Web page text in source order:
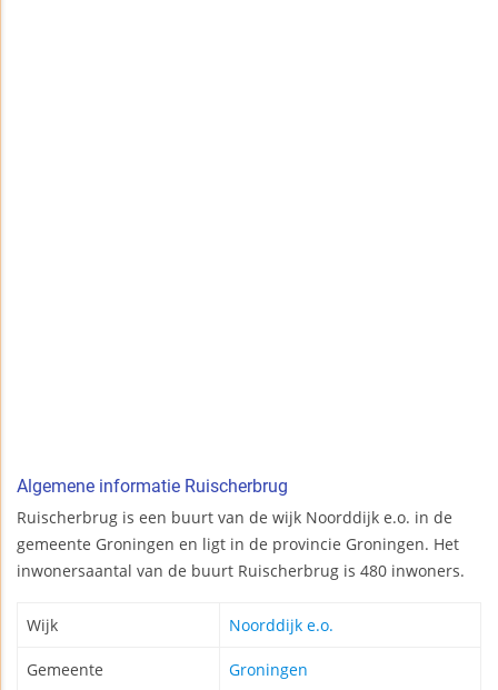
Algemene informatie Ruischerbrug
Ruischerbrug is een buurt van de wijk Noorddijk e.o. in de
gemeente Groningen en ligt in de provincie Groningen. Het
inwonersaantal van de buurt Ruischerbrug is 480 inwoners.
Wijk Noorddijk e.o.
Gemeente Groningen